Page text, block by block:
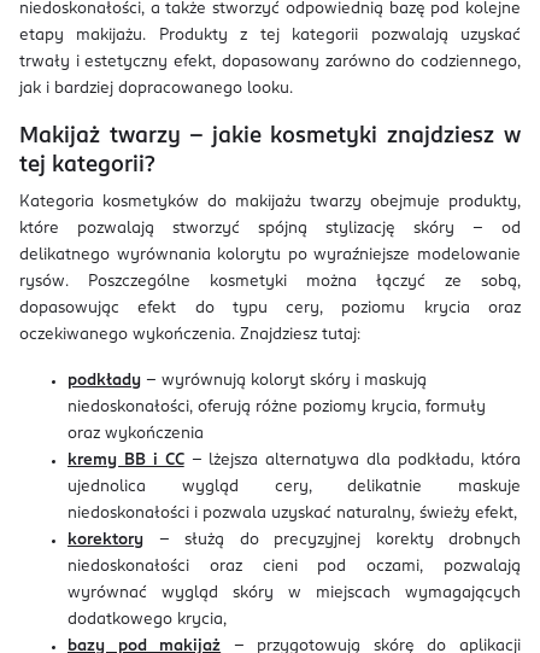
niedoskonałości, a także stworzyć odpowiednią bazę pod kolejne
etapy makijażu. Produkty z tej kategorii pozwalają uzyskać
trwały i estetyczny efekt, dopasowany zarówno do codziennego,
jak i bardziej dopracowanego looku.
Makijaż twarzy – jakie kosmetyki znajdziesz w
tej kategorii?
Kategoria kosmetyków do makijażu twarzy obejmuje produkty,
które pozwalają stworzyć spójną stylizację skóry – od
delikatnego wyrównania kolorytu po wyraźniejsze modelowanie
rysów. Poszczególne kosmetyki można łączyć ze sobą,
dopasowując efekt do typu cery, poziomu krycia oraz
oczekiwanego wykończenia. Znajdziesz tutaj:
podkłady – wyrównują koloryt skóry i maskują
niedoskonałości, oferują różne poziomy krycia, formuły
oraz wykończenia
kremy BB i CC– lżejsza alternatywa dla podkładu, która
ujednolica wygląd cery, delikatnie maskuje
niedoskonałości i pozwala uzyskać naturalny, świeży efekt,
korektory – służą do precyzyjnej korekty drobnych
niedoskonałości oraz cieni pod oczami, pozwalają
wyrównać wygląd skóry w miejscach wymagających
dodatkowego krycia,
bazy pod makijaż – przygotowują skórę do aplikacji